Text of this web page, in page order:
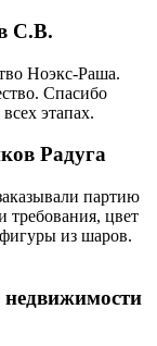
С.В.
Ноэкс-Раша.
Спасибо
этапах.
Радуга
партию
цвет
из шаров.
недвижимости